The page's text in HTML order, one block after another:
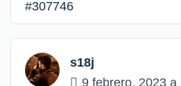
#307746
s18j
9 febrero, 2023 a